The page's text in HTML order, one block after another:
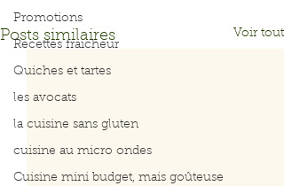
Promotions
Recettes fraicheur
Quiches et tartes
les avocats
la cuisine sans gluten
cuisine au micro ondes
Cuisine mini budget, mais goûteuse
Posts similaires Voir tout